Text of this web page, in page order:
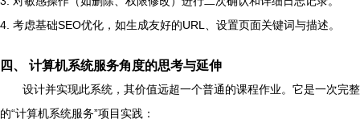
4. 考虑基础SEO优化，如生成友好的URL、设置页面关键词与描述。
四、 计算机系统服务角度的思考与延伸
设计并实现此系统，其价值远超一个普通的课程作业。它是一次完整
的“计算机系统服务”项目实践：